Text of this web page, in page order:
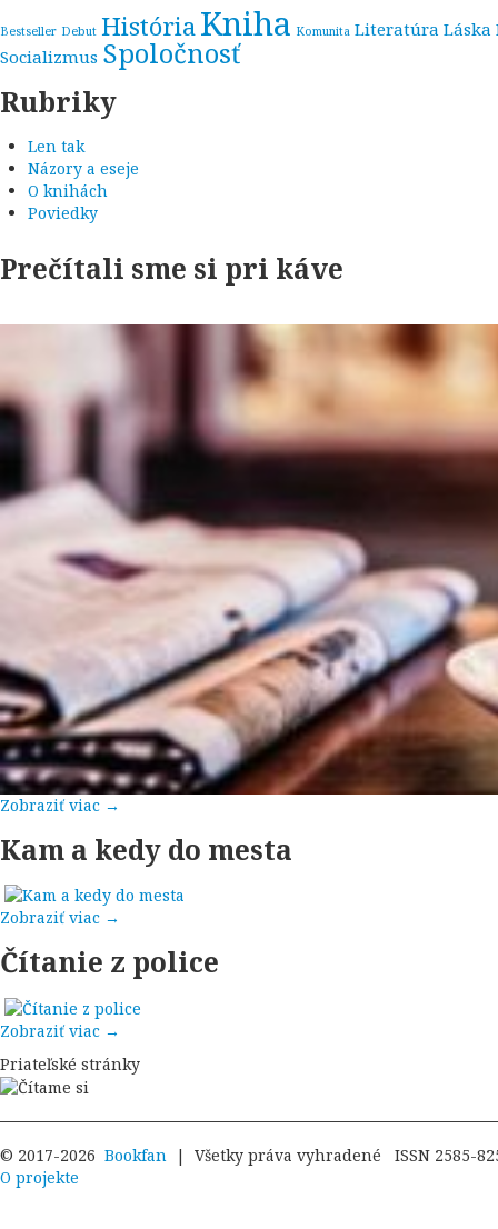
Bestseller Debut HistóriaKniha Komunita Literatúra Láska
Socializmus Spoločnosť
Rubriky
Len tak
Názory a eseje
O knihách
Poviedky
Prečítali sme si pri káve
Zobraziť viac →
Kam a kedy do mesta
Zobraziť viac →
Čítanie z police
Zobraziť viac →
Priateľské stránky
© 2017-2026 Bookfan | Všetky práva vyhradené ISSN 2585-
O projekte